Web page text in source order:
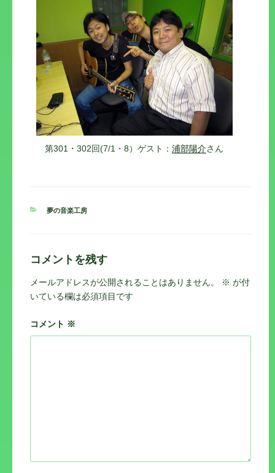
第301・302回(7/1・8）ゲスト：浦部陽介さん
カ
ー
夢の音楽工房
コメントを残す
メールアドレスが公開されることはありません。 ※ が付
いている欄は必須項目です
コメント ※